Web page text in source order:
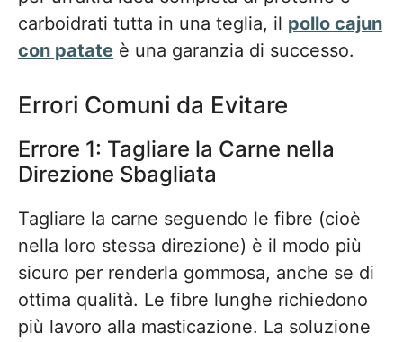
carboidrati tutta in una teglia, il pollo cajun
con patate è una garanzia di successo.
Errori Comuni da Evitare
Errore 1: Tagliare la Carne nella
Direzione Sbagliata
Tagliare la carne seguendo le fibre (cioè
nella loro stessa direzione) è il modo più
sicuro per renderla gommosa, anche se di
ottima qualità. Le fibre lunghe richiedono
più lavoro alla masticazione. La soluzione